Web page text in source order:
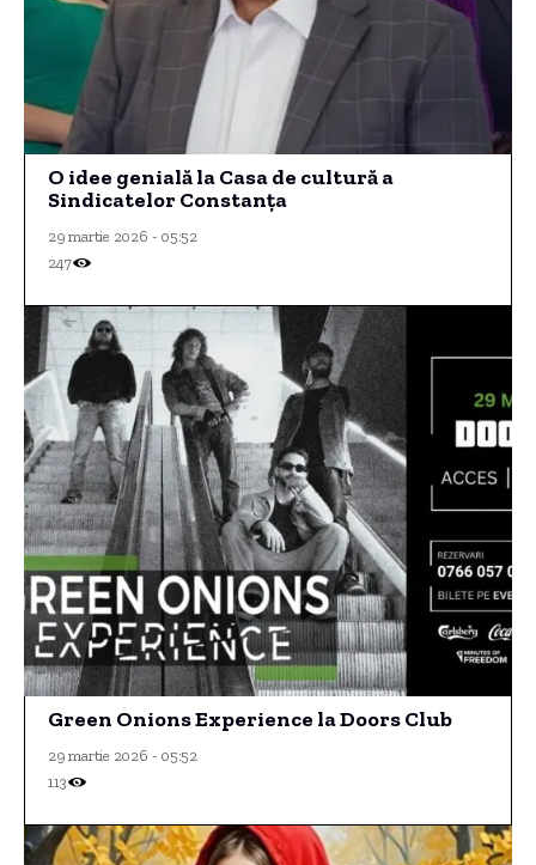
O idee genială la Casa de cultură a
Sindicatelor Constanța
29 martie 2026 - 05:52
247
Green Onions Experience la Doors Club
29 martie 2026 - 05:52
113